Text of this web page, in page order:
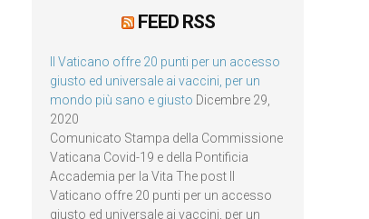
FEED RSS
Il Vaticano offre 20 punti per un accesso
giusto ed universale ai vaccini, per un
mondo più sano e giusto Dicembre 29,
2020
Comunicato Stampa della Commissione
Vaticana Covid-19 e della Pontificia
Accademia per la Vita The post Il
Vaticano offre 20 punti per un accesso
giusto ed universale ai vaccini, per un